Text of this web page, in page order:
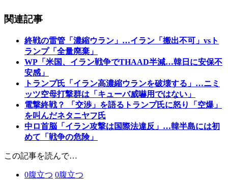
関連記事
終戦の雷管「濃縮ウラン」…イラン「搬出不可」vsト
ランプ「全量廃棄」
WP「米国、イラン戦争でTHAAD半減…韓日に安保不
安感」
トランプ氏「イラン高濃縮ウランを破壊する」…ニミ
ッツ空母打撃群は「キューバ威嚇用ではない」
電撃終戦？ 「交渉」を語るトランプ氏に怒り「空爆」
を叫んだネタニヤフ氏
中ロ首脳「イラン攻撃は国際法違反」…韓半島には初
めて「戦争の危険」
この記事を読んで…
0腹立つ 0腹立つ